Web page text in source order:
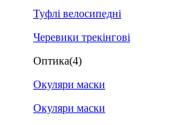
Туфлі велосипедні
Черевики трекінгові
Оптика(4)
Окуляри маски
Окуляри маски